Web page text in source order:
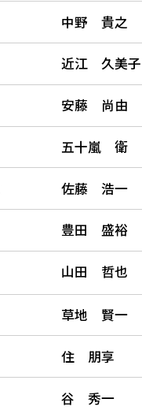
中野 貴之
近江 久美子
安藤 尚由
五十嵐 衛
佐藤 浩一
豊田 盛裕
山田 哲也
草地 賢一
住 朋享
谷 秀一